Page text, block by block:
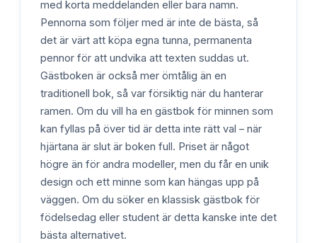
med korta meddelanden eller bara namn.
Pennorna som följer med är inte de bästa, så
det är värt att köpa egna tunna, permanenta
pennor för att undvika att texten suddas ut.
Gästboken är också mer ömtålig än en
traditionell bok, så var försiktig när du hanterar
ramen. Om du vill ha en gästbok för minnen som
kan fyllas på över tid är detta inte rätt val – när
hjärtana är slut är boken full. Priset är något
högre än för andra modeller, men du får en unik
design och ett minne som kan hängas upp på
väggen. Om du söker en klassisk gästbok för
födelsedag eller student är detta kanske inte det
bästa alternativet.